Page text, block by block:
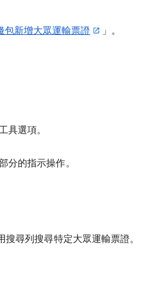
包新增大眾運輸票證 」。
具選項。
分的指示操作。
尋列搜尋特定大眾運輸票證。